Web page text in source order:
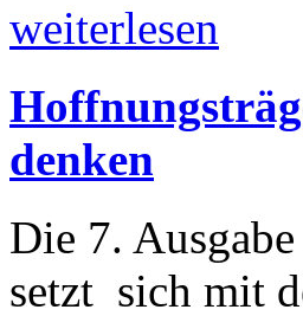
weiterlesen
denken
Die 7.
setzt sich mit